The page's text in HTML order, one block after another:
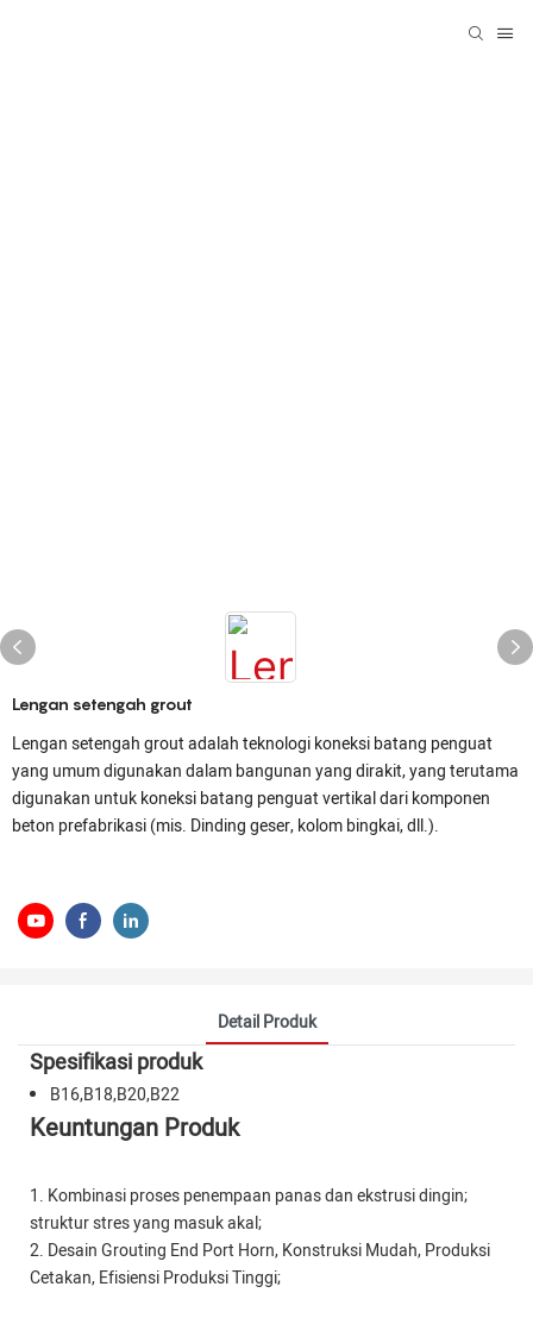
Lengan setengah grout
Lengan setengah grout adalah teknologi koneksi batang penguat
yang umum digunakan dalam bangunan yang dirakit, yang terutama
digunakan untuk koneksi batang penguat vertikal dari komponen
beton prefabrikasi (mis. Dinding geser, kolom bingkai, dll.).
Detail Produk
Spesifikasi produk
B16,B18,B20,B22
Keuntungan Produk
1. Kombinasi proses penempaan panas dan ekstrusi dingin;
struktur stres yang masuk akal;
2. Desain Grouting End Port Horn, Konstruksi Mudah, Produksi
Cetakan, Efisiensi Produksi Tinggi;